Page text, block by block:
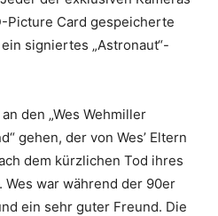
Picture Card gespeicherte
signiertes „Astronaut“-
den „Wes Wehmiller
gehen, der von Wes’ Eltern
dem kürzlichen Tod ihres
war während der 90er
ein sehr guter Freund. Die